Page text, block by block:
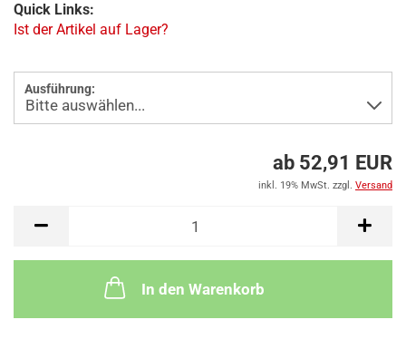
Quick Links:
Ist der Artikel auf Lager?
Ausführung:
ab 52,91 EUR
inkl. 19% MwSt. zzgl. Versand
In den Warenkorb